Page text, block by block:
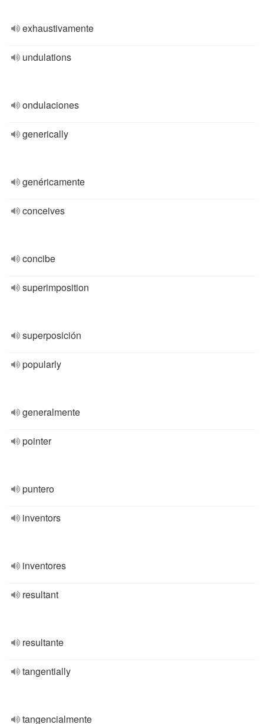
exhaustivamente
undulations
ondulaciones
generically
genéricamente
conceives
concibe
superimposition
superposición
popularly
generalmente
pointer
puntero
inventors
inventores
resultant
resultante
tangentially
tangencialmente